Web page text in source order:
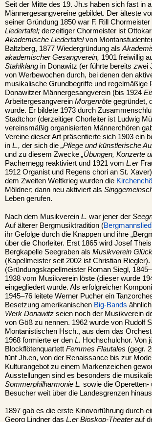
Seit der Mitte des 19. Jh.s haben sich fast in
Männergesangvereine gebildet. Der älteste
seiner Gründung 1850 war F. Rill
Liedertafel; derzeitiger Chormeister ist
Akademische Liedertafelvon
Baltzberg, 1877 Wiedergründung als
akademischer Gesangverein, 1901 freiwillig
Stahlklang in Donawitz (er führte bereits
von Werbewochen durch, bei denen den
musikalische Grundbegriffe und
Donawitzer Männergesangverein (bis 1924
Arbeitergesangverein Morgenröte gegründet,
wurde. Er bildete 1973 durch
Stadtchor (derzeitiger Chorleiter ist Ludwig
vereinsmäßig organisierten Männerchören
Vereine dieser Art präsentierte sich 1903 ein
in L., der sich die „Pflege und künstlerische
und zu diesem Zwecke „Übungen, Konzerte
Pachernegg reaktiviert und 1921 vom L.er
1912 Organist und Regens chori an St.
dem Zweiten Weltkrieg wurden die
Möldner; dann neu aktiviert als
Leben gerufen.
Nach dem Musikverein L. war jener der
Auf älterer Bergmusiktradition (Bergmannslied
ihr Gefolge durch die Knappen und ihre
über die Chorleiter. Erst 1865 wird Josef
Bergkapelle Seegraben als Musikverein
(Kapellmeister seit 2002 ist Christian
(Gründungskapellmeister Roman Siegl,
1938 vom Musikverein löste (dieser wurde
eingegliedert wurde. Als erfolgreicher
1945–76 leitete Werner Pucher ein
Besetzung amerikanischen Big-Bands
Werk Donawitz seien noch der Musikverein
von Göß zu nennen. 1962 wurde von Rudolf
Montanistischen Hsch., aus dem das
1968 formierte er den L. Hochschulchor. Von
Blockflötenquartett Femmes Flautales (gegr.
fünf Jh.en, von der Renaissance bis zur
Kulturangebot zu einem Markenzeichen
Ausstellungen sind es besonders die
Sommerphilharmonie L. sowie die Operetten-
Besucher weit über die Landesgrenzen
1897 gab es die erste Kinovorführung durch
Georg Lindner das L.er Bioskop-Theaterauf